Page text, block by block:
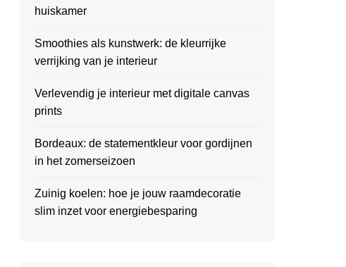
huiskamer
Smoothies als kunstwerk: de kleurrijke
verrijking van je interieur
Verlevendig je interieur met digitale canvas
prints
Bordeaux: de statementkleur voor gordijnen
in het zomerseizoen
Zuinig koelen: hoe je jouw raamdecoratie
slim inzet voor energiebesparing